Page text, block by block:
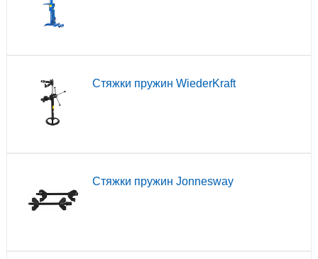
Стяжки пружин WiederKraft
Стяжки пружин Jonnesway